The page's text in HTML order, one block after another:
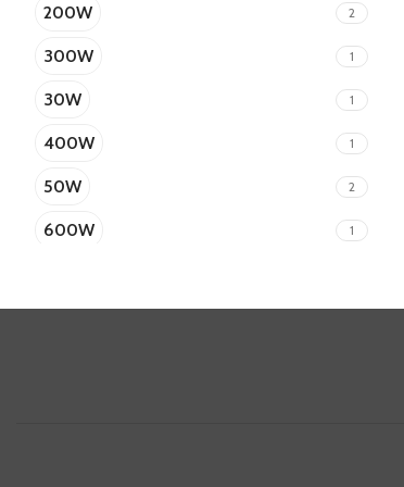
200W 2
300W 1
30W 1
400W 1
50W 2
600W 1